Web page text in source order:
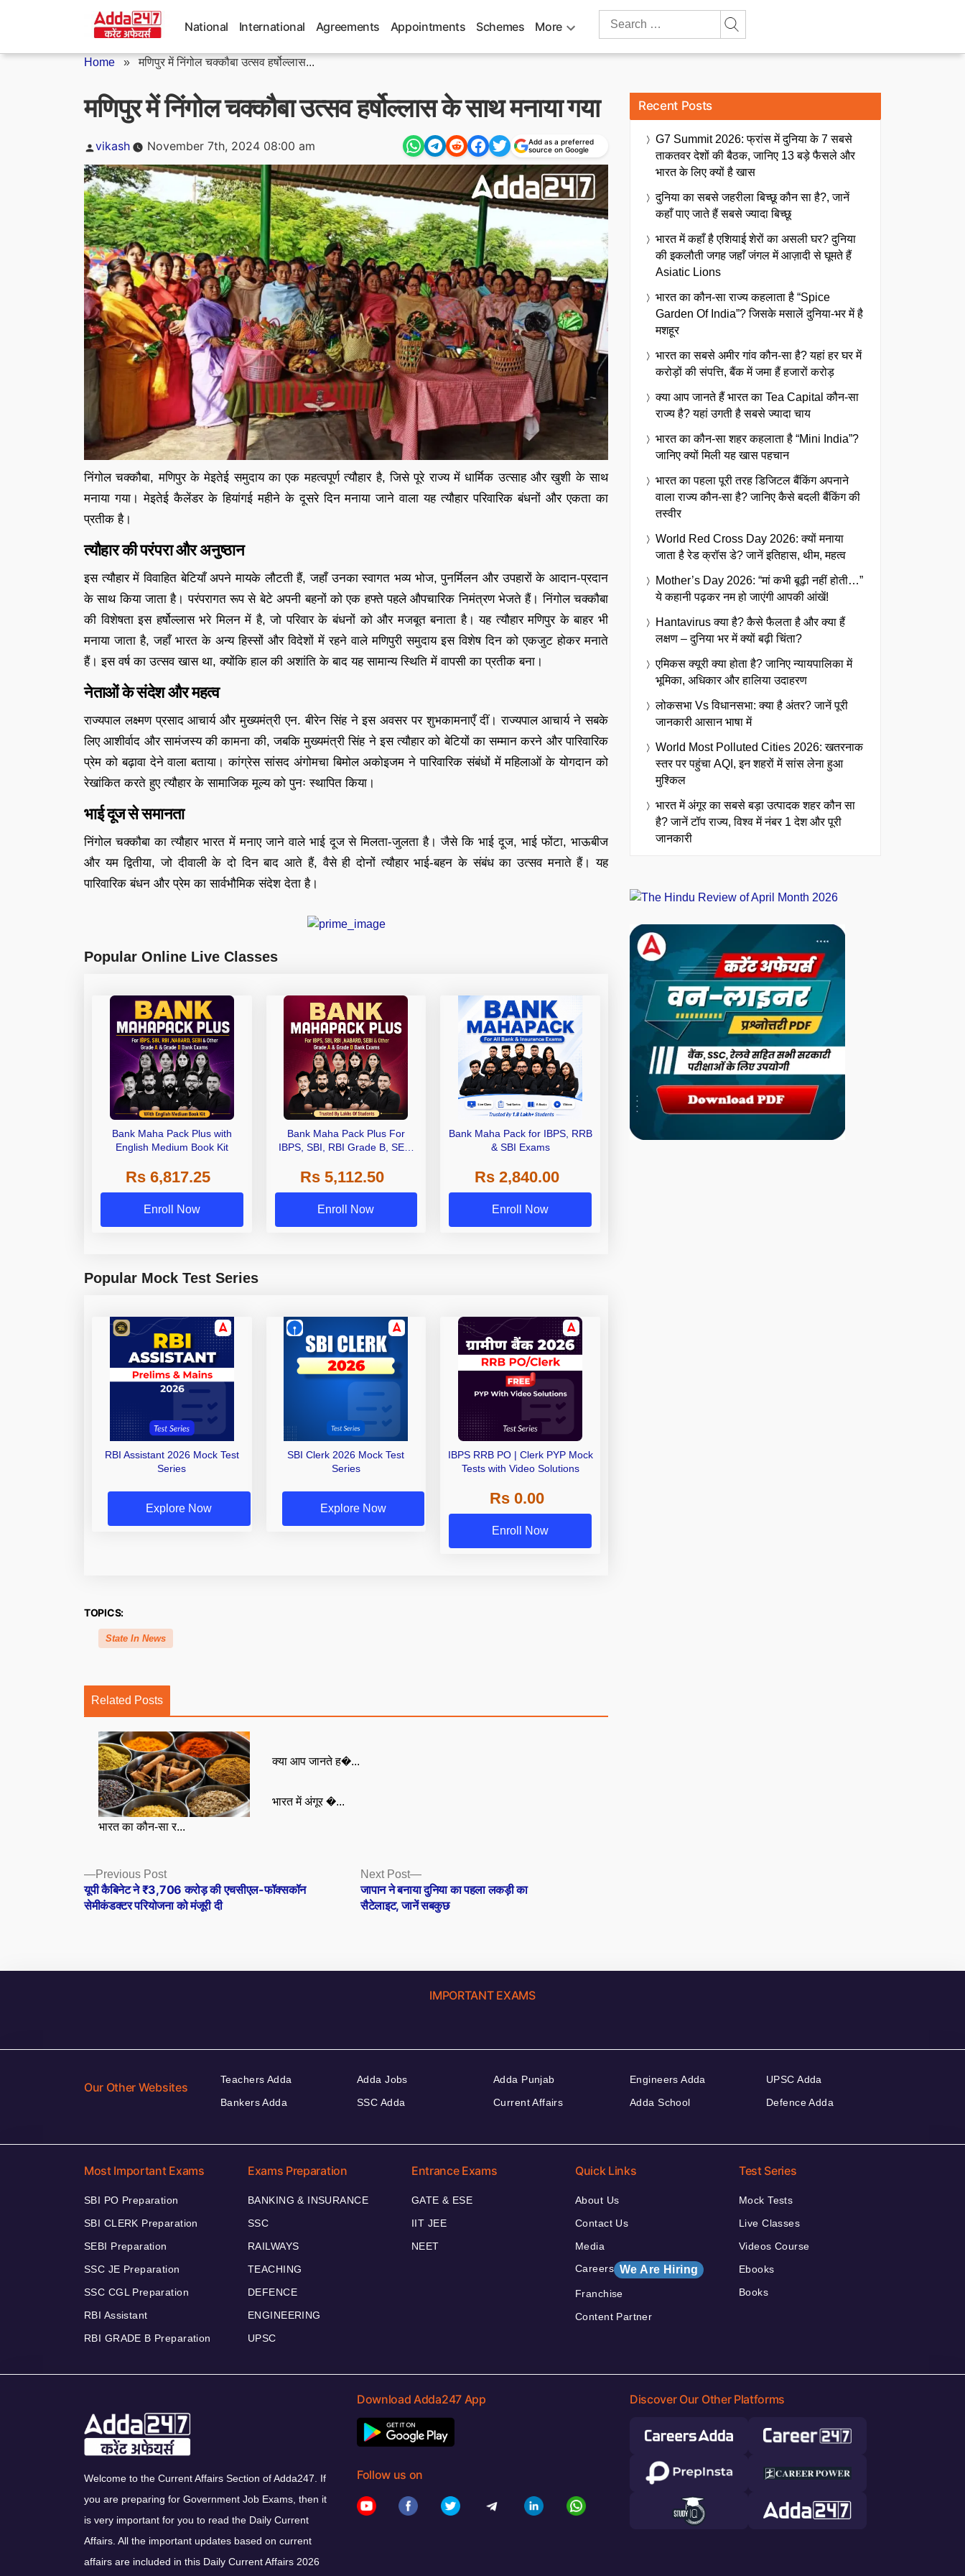
National International Agreements Appointments Schemes More
Search
Home »मणिपुर में निंगोल चक्कौबा उत्सव हर्षोल्लास...
मणिपुर में निंगोल चक्कौबा उत्सव हर्षोल्लास के साथ मनाया गया
Posted
vikash November 7th, 2024 08:00 am
Add as a preferred
source on Google
निंगोल चक्कौबा, मणिपुर के मेइतेई समुदाय का एक महत्वपूर्ण त्यौहार है, जिसे पूरे राज्य में धार्मिक उत्साह और खुशी के साथ
मनाया गया। मेइतेई कैलेंडर के हियांगई महीने के दूसरे दिन मनाया जाने वाला यह त्यौहार परिवारिक बंधनों और एकता का
प्रतीक है।
त्यौहार की परंपरा और अनुष्ठान
इस त्यौहार में विवाहित बेटियाँ अपने मायके लौटती हैं, जहाँ उनका स्वागत भव्य भोज, पुनर्मिलन और उपहारों के आदान-प्रदान
के साथ किया जाता है। परंपरागत रूप से बेटे अपनी बहनों को एक हफ्ते पहले औपचारिक निमंत्रण भेजते हैं। निंगोल चक्कौबा
की विशेषता इस हर्षोल्लास भरे मिलन में है, जो परिवार के बंधनों को और मजबूत बनाता है। यह त्यौहार मणिपुर के बाहर भी
मनाया जाता है, जहाँ भारत के अन्य हिस्सों और विदेशों में रहने वाले मणिपुरी समुदाय इस विशेष दिन को एकजुट होकर मनाते
हैं। इस वर्ष का उत्सव खास था, क्योंकि हाल की अशांति के बाद यह सामान्य स्थिति में वापसी का प्रतीक बना।
नेताओं के संदेश और महत्व
राज्यपाल लक्ष्मण प्रसाद आचार्य और मुख्यमंत्री एन. बीरेन सिंह ने इस अवसर पर शुभकामनाएँ दीं। राज्यपाल आचार्य ने सबके
लिए आशीर्वाद और सामंजस्य की कामना की, जबकि मुख्यमंत्री सिंह ने इस त्यौहार को बेटियों का सम्मान करने और पारिवारिक
प्रेम को बढ़ावा देने वाला बताया। कांग्रेस सांसद अंगोमचा बिमोल अकोइजम ने पारिवारिक संबंधों में महिलाओं के योगदान को
रेखांकित करते हुए त्यौहार के सामाजिक मूल्य को पुनः स्थापित किया।
भाई दूज से समानता
निंगोल चक्कौबा का त्यौहार भारत में मनाए जाने वाले भाई दूज से मिलता-जुलता है। जैसे कि भाई दूज, भाई फोंटा, भाऊबीज
और यम द्वितीया, जो दीवाली के दो दिन बाद आते हैं, वैसे ही दोनों त्यौहार भाई-बहन के संबंध का उत्सव मनाते हैं। यह
पारिवारिक बंधन और प्रेम का सार्वभौमिक संदेश देता है।
Popular Online Live Classes
Bank Maha Pack Plus with
English Medium Book Kit
Rs 6,817.25
Enroll Now
Bank Maha Pack Plus For
IBPS, SBI, RBI Grade B, SEBI
Other Grade A & Grade B Bank
Exams
Rs 5,112.50
Enroll Now
Bank Maha Pack for IBPS, RRB
& SBI Exams
Rs 2,840.00
Enroll Now
Popular Mock Test Series
RBI Assistant 2026 Mock Test
Series
Explore Now
SBI Clerk 2026 Mock Test
Series
Explore Now
IBPS RRB PO | Clerk PYP Mock
Tests with Video Solutions
Rs 0.00
Enroll Now
TOPICS:
State In News
Related Posts
भारत का कौन-सा र...
क्या आप जानते ह�...
भारत में अंगूर �...
Posts
navigation
Previous PostPrevious
post:
यूपी कैबिनेट ने ₹3,706 करोड़ की एचसीएल-फॉक्सकॉन
सेमीकंडक्टर परियोजना को मंजूरी दी
Next Post
Next
post:
जापान ने बनाया दुनिया का पहला लकड़ी का
सैटेलाइट, जानें सबकुछ
Recent Posts
G7 Summit 2026: फ्रांस में दुनिया के 7 सबसे
ताकतवर देशों की बैठक, जानिए 13 बड़े फैसले और
भारत के लिए क्यों है खास
दुनिया का सबसे जहरीला बिच्छू कौन सा है?, जानें
कहाँ पाए जाते हैं सबसे ज्यादा बिच्छू
भारत में कहाँ है एशियाई शेरों का असली घर? दुनिया
की इकलौती जगह जहाँ जंगल में आज़ादी से घूमते हैं
Asiatic Lions
भारत का कौन-सा राज्य कहलाता है “Spice
Garden Of India”? जिसके मसालें दुनिया-भर में है
मशहूर
भारत का सबसे अमीर गांव कौन-सा है? यहां हर घर में
करोड़ों की संपत्ति, बैंक में जमा हैं हजारों करोड़
क्या आप जानते हैं भारत का Tea Capital कौन-सा
राज्य है? यहां उगती है सबसे ज्यादा चाय
भारत का कौन-सा शहर कहलाता है “Mini India”?
जानिए क्यों मिली यह खास पहचान
भारत का पहला पूरी तरह डिजिटल बैंकिंग अपनाने
वाला राज्य कौन-सा है? जानिए कैसे बदली बैंकिंग की
तस्वीर
World Red Cross Day 2026: क्यों मनाया
जाता है रेड क्रॉस डे? जानें इतिहास, थीम, महत्व
Mother’s Day 2026: “मां कभी बूढ़ी नहीं होती…”
ये कहानी पढ़कर नम हो जाएंगी आपकी आंखें!
Hantavirus क्या है? कैसे फैलता है और क्या हैं
लक्षण – दुनिया भर में क्यों बढ़ी चिंता?
एमिकस क्यूरी क्या होता है? जानिए न्यायपालिका में
भूमिका, अधिकार और हालिया उदाहरण
लोकसभा Vs विधानसभा: क्या है अंतर? जानें पूरी
जानकारी आसान भाषा में
World Most Polluted Cities 2026: खतरनाक
स्तर पर पहुंचा AQI, इन शहरों में सांस लेना हुआ
मुश्किल
भारत में अंगूर का सबसे बड़ा उत्पादक शहर कौन सा
है? जानें टॉप राज्य, विश्व में नंबर 1 देश और पूरी
जानकारी
IMPORTANT EXAMS
Our Other Websites
Teachers Adda
Bankers Adda
Adda Jobs
SSC Adda
Adda Punjab
Current Affairs
Engineers Adda
Adda School
UPSC Adda
Defence Adda
Most Important Exams
SBI PO Preparation
SBI CLERK Preparation
SEBI Preparation
SSC JE Preparation
SSC CGL Preparation
RBI Assistant
RBI GRADE B Preparation
Exams Preparation
BANKING & INSURANCE
SSC
RAILWAYS
TEACHING
DEFENCE
ENGINEERING
UPSC
Entrance Exams
GATE & ESE
IIT JEE
NEET
Quick Links
About Us
Contact Us
Media
Careers We Are Hiring
Franchise
Content Partner
Test Series
Mock Tests
Live Classes
Videos Course
Ebooks
Books
Welcome to the Current Affairs Section of Adda247. If
you are preparing for Government Job Exams, then it
is very important for you to read the Daily Current
Affairs. All the important updates based on current
affairs are included in this Daily Current Affairs 2026
Download Adda247 App
Follow us on
Discover Our Other Platforms